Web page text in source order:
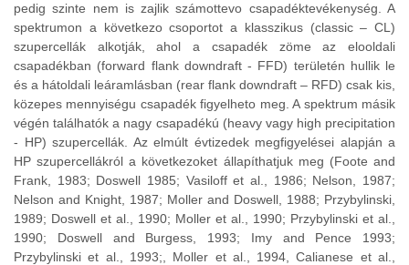
pedig szinte nem is zajlik számottevo csapadéktevékenység. A
spektrumon a következo csoportot a klasszikus (classic – CL)
szupercellák alkotják, ahol a csapadék zöme az elooldali
csapadékban (forward flank downdraft - FFD) területén hullik le
és a hátoldali leáramlásban (rear flank downdraft – RFD) csak kis,
közepes mennyiségu csapadék figyelheto meg. A spektrum másik
végén találhatók a nagy csapadékú (heavy vagy high precipitation
- HP) szupercellák. Az elmúlt évtizedek megfigyelései alapján a
HP szupercellákról a következoket állapíthatjuk meg (Foote and
Frank, 1983; Doswell 1985; Vasiloff et al., 1986; Nelson, 1987;
Nelson and Knight, 1987; Moller and Doswell, 1988; Przybylinski,
1989; Doswell et al., 1990; Moller et al., 1990; Przybylinski et al.,
1990; Doswell and Burgess, 1993; Imy and Pence 1993;
Przybylinski et al., 1993;, Moller et al., 1994, Calianese et al.,